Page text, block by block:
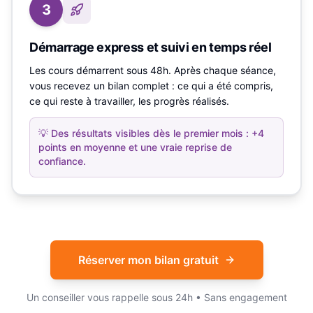
3
Démarrage express et suivi en temps réel
Les cours démarrent sous 48h. Après chaque séance,
vous recevez un bilan complet : ce qui a été compris,
ce qui reste à travailler, les progrès réalisés.
💡 Des résultats visibles dès le premier mois : +4
points en moyenne et une vraie reprise de
confiance.
Réserver mon bilan gratuit
Un conseiller vous rappelle sous 24h • Sans engagement